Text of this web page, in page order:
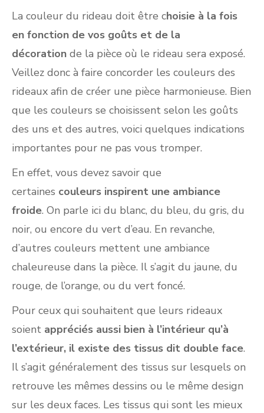
La couleur du rideau doit être choisie à la fois
en fonction de vos goûts et de la
décoration de la pièce où le rideau sera exposé.
Veillez donc à faire concorder les couleurs des
rideaux afin de créer une pièce harmonieuse. Bien
que les couleurs se choisissent selon les goûts
des uns et des autres, voici quelques indications
importantes pour ne pas vous tromper.
En effet, vous devez savoir que
certaines couleurs inspirent une ambiance
froide. On parle ici du blanc, du bleu, du gris, du
noir, ou encore du vert d’eau. En revanche,
d’autres couleurs mettent une ambiance
chaleureuse dans la pièce. Il s’agit du jaune, du
rouge, de l’orange, ou du vert foncé.
Pour ceux qui souhaitent que leurs rideaux
soient appréciés aussi bien à l’intérieur qu’à
l’extérieur, il existe des tissus dit double face.
Il s’agit généralement des tissus sur lesquels on
retrouve les mêmes dessins ou le même design
sur les deux faces. Les tissus qui sont les mieux